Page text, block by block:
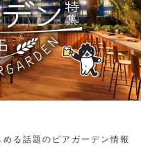
る話題のビアガーデン情報